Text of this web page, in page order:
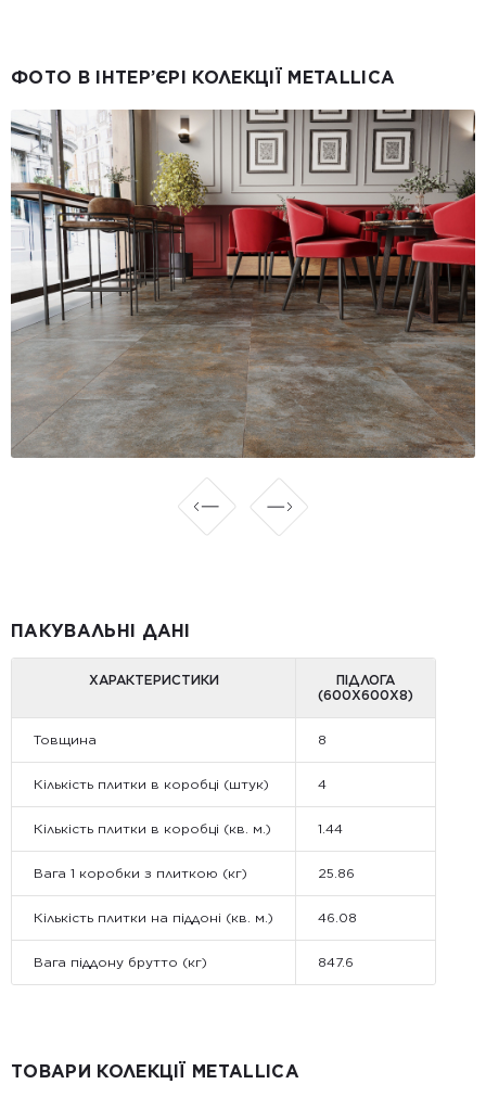
ФОТО В ІНТЕР’ЄРІ КОЛЕКЦІЇ METALLICA
ПАКУВАЛЬНІ ДАНІ
ХАРАКТЕРИСТИКИ
ПІДЛОГА
(600Х600Х8)
Товщина 8
Кількість плитки в коробці (штук) 4
Кількість плитки в коробці (кв. м.) 1.44
Вага 1 коробки з плиткою (кг) 25.86
Кількість плитки на піддоні (кв. м.) 46.08
Вага піддону брутто (кг) 847.6
ТОВАРИ КОЛЕКЦІЇ METALLICA